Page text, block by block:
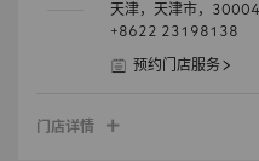
天津， 天津市，
+8622 23198138
预约门店服务
门店详情